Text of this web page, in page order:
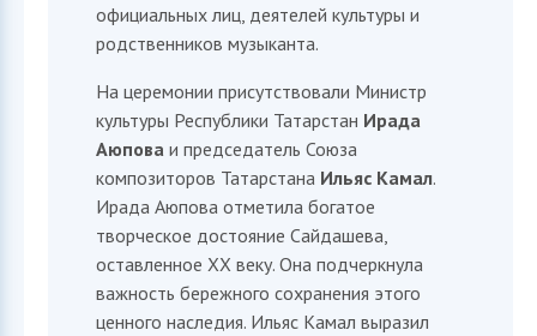
официальных лиц, деятелей культуры и
родственников музыканта.
На церемонии присутствовали Министр
культуры Республики Татарстан Ирада
Аюпова и председатель Союза
композиторов Татарстана Ильяс Камал.
Ирада Аюпова отметила богатое
творческое достояние Сайдашева,
оставленное XX веку. Она подчеркнула
важность бережного сохранения этого
ценного наследия. Ильяс Камал выразил
ИИ-ассистент приемной комиссии ИФМК КФУ